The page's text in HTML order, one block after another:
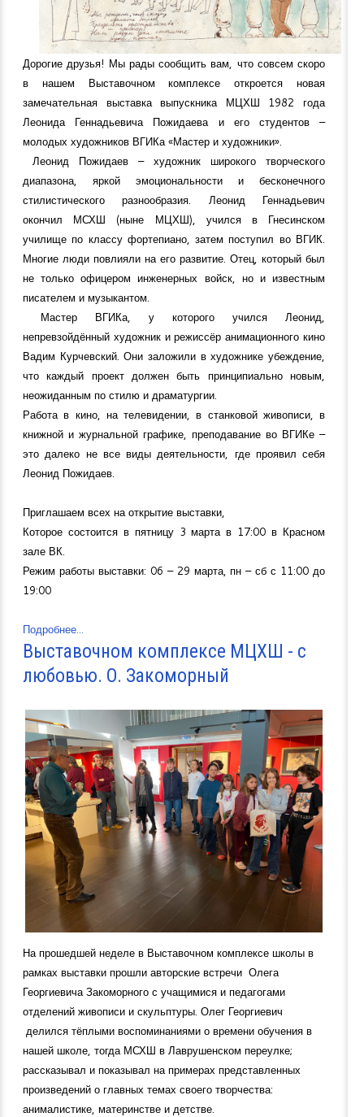
Дорогие друзья! Мы рады сообщить вам, что совсем скоро
в нашем Выставочном комплексе откроется новая
замечательная выставка выпускника МЦХШ 1982 года
Леонида Геннадьевича Пожидаева и его студентов –
молодых художников ВГИКа «Мастер и художники».
Леонид Пожидаев – художник широкого творческого
диапазона, яркой эмоциональности и бесконечного
стилистического разнообразия. Леонид Геннадьевич
окончил МСХШ (ныне МЦХШ), учился в Гнесинском
училище по классу фортепиано, затем поступил во ВГИК.
Многие люди повлияли на его развитие. Отец, который был
не только офицером инженерных войск, но и известным
писателем и музыкантом.
Мастер ВГИКа, у которого учился Леонид,
непревзойдённый художник и режиссёр анимационного кино
Вадим Курчевский. Они заложили в художнике убеждение,
что каждый проект должен быть принципиально новым,
неожиданным по стилю и драматургии.
Работа в кино, на телевидении, в станковой живописи, в
книжной и журнальной графике, преподавание во ВГИКе –
это далеко не все виды деятельности, где проявил себя
Леонид Пожидаев.
Приглашаем всех на открытие выставки,
Которое состоится в пятницу 3 марта в 17:00 в Красном
зале ВК.
Режим работы выставки: 06 – 29 марта, пн – сб с 11:00 до
19:00
Подробнее...
Выставочном комплексе МЦХШ - с
любовью. О. Закоморный
На прошедшей неделе в Выставочном комплексе школы в
рамках выставки прошли авторские встречи Олега
Георгиевича Закоморного с учащимися и педагогами
отделений живописи и скульптуры. Олег Георгиевич
делился тёплыми воспоминаниями о времени обучения в
нашей школе, тогда МСХШ в Лаврушенском переулке;
рассказывал и показывал на примерах представленных
произведений о главных темах своего творчества:
анималистике, материнстве и детстве.